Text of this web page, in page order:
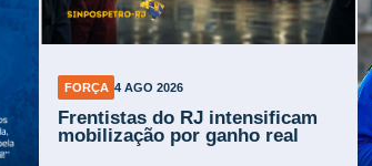
FORÇA 4 AGO 2026
Frentistas do RJ intensificam
mobilização por ganho real